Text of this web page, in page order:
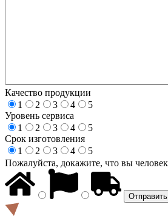
Качество продукции
1
2 3 4
5
Уровень сервиса
1
2 3 4
5
Срок изготовления
1
2 3 4
5
Пожалуйста, докажите, что вы